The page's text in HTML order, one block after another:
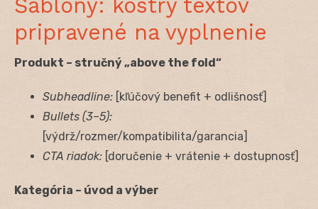
Šablóny: kostry textov
pripravené na vyplnenie
Produkt – stručný „above the fold“
Subheadline: [kľúčový benefit + odlišnosť]
Bullets (3–5):
[výdrž/rozmer/kompatibilita/garancia]
CTA riadok: [doručenie + vrátenie + dostupnosť]
Kategória – úvod a výber